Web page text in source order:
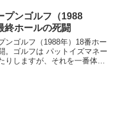
プンゴルフ（1988
終ホールの死闘
ンゴルフ（1988年）18番ホー
。ゴルフは パットイズマネー
りしますが、それを一番体現